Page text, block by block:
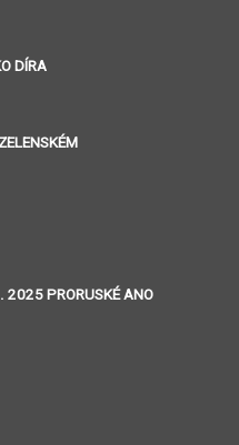
DÍRA
2025 PRORUSKÉ ANO